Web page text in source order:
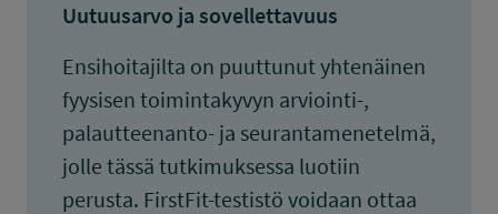
Uutuusarvo ja sovellettavuus
Ensihoitajilta on puuttunut yhtenäinen
fyysisen toimintakyvyn arviointi-,
palautteenanto- ja seurantamenetelmä,
jolle tässä tutkimuksessa luotiin
perusta. FirstFit-testistö voidaan ottaa